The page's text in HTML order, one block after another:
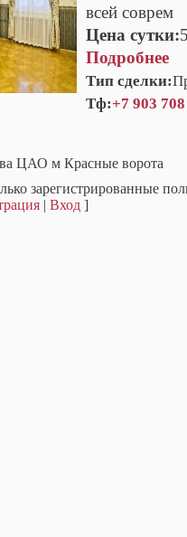
всей соврем
Цена сутки:
Подробнее
Тип сделки:
Тф:+7 903
ЦАО м Красные ворота
зарегистрированные
| Вход]